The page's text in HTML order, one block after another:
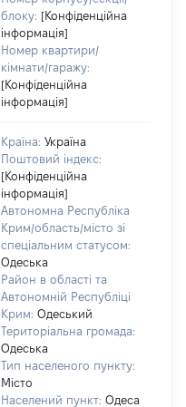
блоку: [Конфіденційна
інформація]
Номер квартири/
кімнати/гаражу:
[Конфіденційна
інформація]
Країна: Україна
Поштовий індекс:
[Конфіденційна
інформація]
Автономна Республіка
Крим/область/місто зі
спеціальним статусом:
Одеська
Район в області та
Автономній Республіці
Крим: Одеський
Територіальна громада:
Одеська
Тип населеного пункту:
Місто
Населений пункт: Одеса